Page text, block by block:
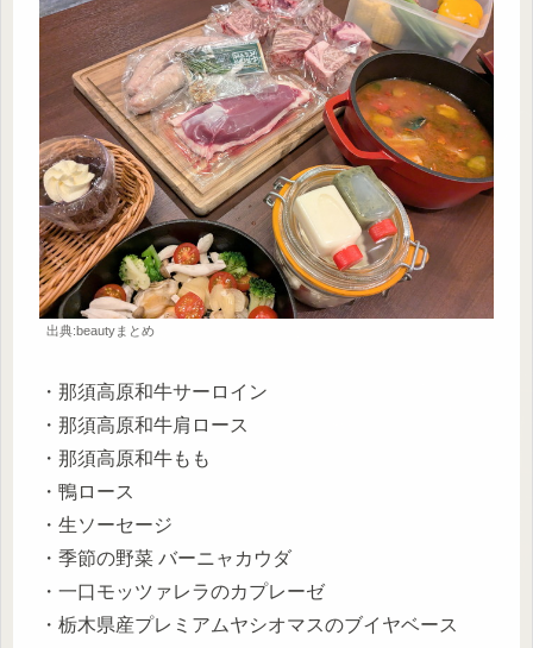
出典:beautyまとめ
・那須高原和牛サーロイン
・那須高原和牛肩ロース
・那須高原和牛もも
・鴨ロース
・生ソーセージ
・季節の野菜 バーニャカウダ
・一口モッツァレラのカプレーゼ
・栃木県産プレミアムヤシオマスのブイヤベース